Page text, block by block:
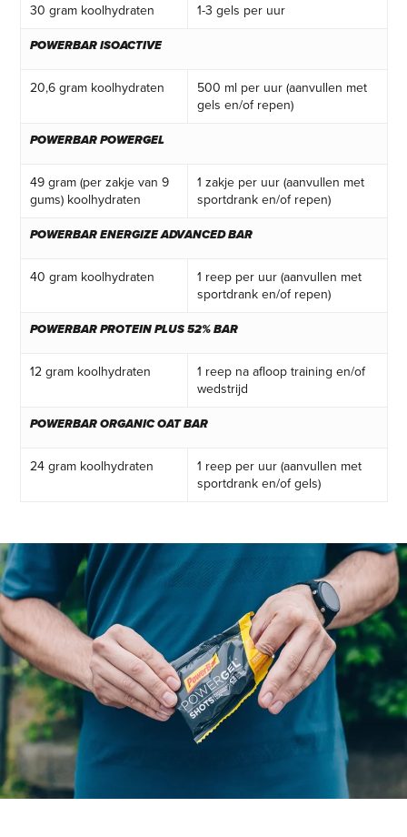
30 gram koolhydraten 1-3 gels per uur
POWERBAR ISOACTIVE
20,6 gram koolhydraten
500 ml per uur (aanvullen met
gels en/of repen)
POWERBAR POWERGEL
49 gram (per zakje van 9
gums) koolhydraten
1 zakje per uur (aanvullen met
sportdrank en/of repen)
POWERBAR ENERGIZE ADVANCED BAR
40 gram koolhydraten
1 reep per uur (aanvullen met
sportdrank en/of repen)
POWERBAR PROTEIN PLUS 52% BAR
12 gram koolhydraten
1 reep na afloop training en/of
wedstrijd
POWERBAR ORGANIC OAT BAR
24 gram koolhydraten
1 reep per uur (aanvullen met
sportdrank en/of gels)